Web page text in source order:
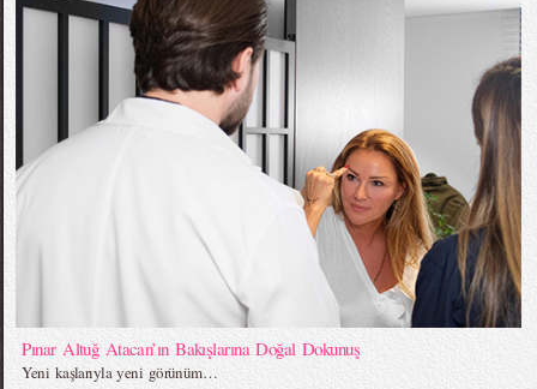
Pınar Altuğ Atacan’ın Bakışlarına Doğal Dokunuş
Yeni kaşlarıyla yeni görünüm…